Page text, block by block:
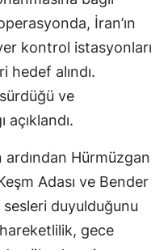
İran’ın
kontrol istasyonları
hedef alındı.
sürdüğü ve
ardından Hürmüzgan
Adası ve Bender
duyulduğunu
gece